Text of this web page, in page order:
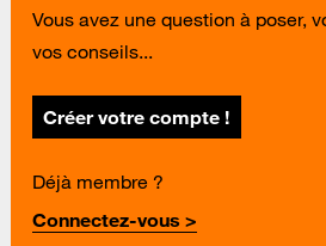
Vous avez une question à poser,
vos conseils...
Créer votre compte !
Déjà membre ?
Connectez-vous >